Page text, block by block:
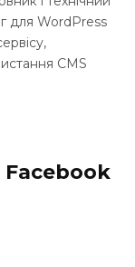
для WordPress
CMS